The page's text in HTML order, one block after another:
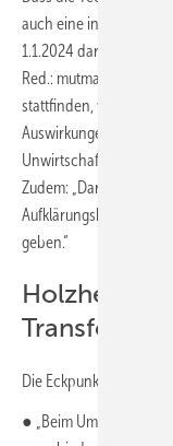
auch eine in den
1.1.2024 darf der
Red.: mutmaßlich sind
stattfinden, wenn eine
Auswirkungen der
Unwirtschaftlichkeit
Zudem: „Darüber
Aufklärungskampagnen
geben.“
Die Eckpunkte sehen
● „Beim Umstieg auf